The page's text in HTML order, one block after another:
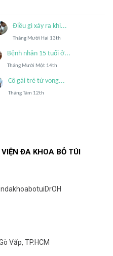
Điều gì xảy ra khi...
Tháng Mười Hai 13th
Bệnh nhân 15 tuổi ở...
Tháng Mười Một 14th
Cô gái trẻ tử vong...
Tháng Tám 12th
ĐA KHOA BỎ TÚI
Vấp, TP.HCM